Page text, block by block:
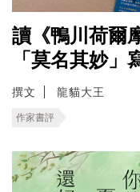
讀《鴨川荷爾
「莫名其妙」
撰文 龍貓大王
作家書評